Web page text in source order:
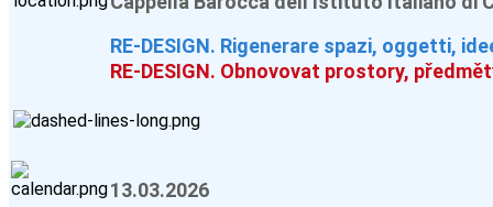
RE-DESIGN. Rigenerare spazi, oggetti,
RE-DESIGN. Obnovovat prostory,
13.03.2026